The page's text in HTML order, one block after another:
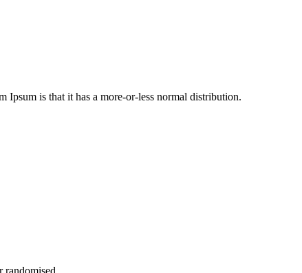
Ipsum is that it has a more-or-less normal distribution.
randomised